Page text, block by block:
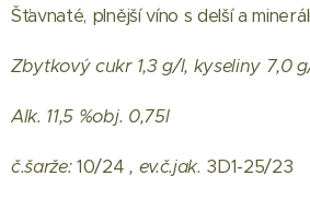
Šťavnaté, plnější víno s delší a
Zbytkový cukr 1,3 g/l, kyseliny 7,0
Alk. 11,5 %obj. 0,75l
č.šarže:10/24, ev.č.jak. 3D1-25/23